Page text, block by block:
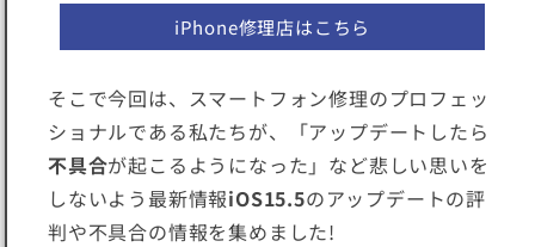
iPhone修理店はこちら
そこで今回は、スマートフォン修理のプロフェッ
ショナルである私たちが、「アップデートしたら
不具合が起こるようになった」など悲しい思いを
しないよう最新情報iOS15.5のアップデートの評
判や不具合の情報を集めました!